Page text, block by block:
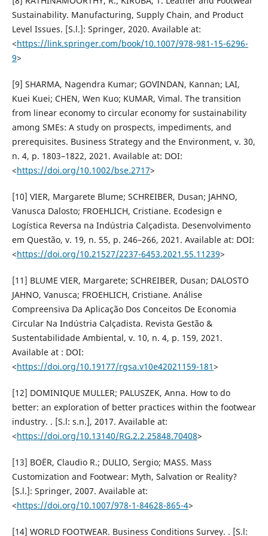
Sustainability. Manufacturing, Supply Chain, and Product
Level Issues. [S.l.]: Springer, 2020. Available at:
<https://link.springer.com/book/10.1007/978-981-15-6296-
9>
[9] SHARMA, Nagendra Kumar; GOVINDAN, Kannan; LAI,
Kuei Kuei; CHEN, Wen Kuo; KUMAR, Vimal. The transition
from linear economy to circular economy for sustainability
among SMEs: A study on prospects, impediments, and
prerequisites. Business Strategy and the Environment, v. 30,
n. 4, p. 1803–1822, 2021. Available at: DOI:
<https://doi.org/10.1002/bse.2717>
[10] VIER, Margarete Blume; SCHREIBER, Dusan; JAHNO,
Vanusca Dalosto; FROEHLICH, Cristiane. Ecodesign e
Logística Reversa na Indústria Calçadista. Desenvolvimento
em Questão, v. 19, n. 55, p. 246–266, 2021. Available at: DOI:
<https://doi.org/10.21527/2237-6453.2021.55.11239>
[11] BLUME VIER, Margarete; SCHREIBER, Dusan; DALOSTO
JAHNO, Vanusca; FROEHLICH, Cristiane. Análise
Compreensiva Da Aplicação Dos Conceitos De Economia
Circular Na Indústria Calçadista. Revista Gestão &
Sustentabilidade Ambiental, v. 10, n. 4, p. 159, 2021.
Available at : DOI:
<https://doi.org/10.19177/rgsa.v10e42021159-181>
[12] DOMINIQUE MULLER; PALUSZEK, Anna. How to do
better: an exploration of better practices within the footwear
industry. . [S.l: s.n.], 2017. Available at:
<https://doi.org/10.13140/RG.2.2.25848.70408>
[13] BOËR, Claudio R.; DULIO, Sergio; MASS. Mass
Customization and Footwear: Myth, Salvation or Reality?
[S.l.]: Springer, 2007. Available at:
<https://doi.org/10.1007/978-1-84628-865-4>
[14] WORLD FOOTWEAR. Business Conditions Survey. . [S.l: